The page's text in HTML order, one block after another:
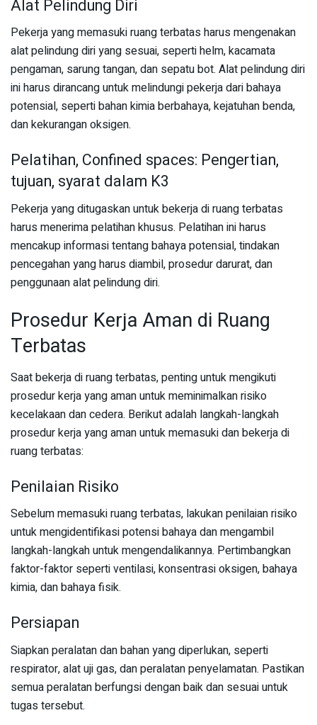
Alat Pelindung Diri
Pekerja yang memasuki ruang terbatas harus mengenakan
alat pelindung diri yang sesuai, seperti helm, kacamata
pengaman, sarung tangan, dan sepatu bot. Alat pelindung diri
ini harus dirancang untuk melindungi pekerja dari bahaya
potensial, seperti bahan kimia berbahaya, kejatuhan benda,
dan kekurangan oksigen.
Pelatihan, Confined spaces: Pengertian,
tujuan, syarat dalam K3
Pekerja yang ditugaskan untuk bekerja di ruang terbatas
harus menerima pelatihan khusus. Pelatihan ini harus
mencakup informasi tentang bahaya potensial, tindakan
pencegahan yang harus diambil, prosedur darurat, dan
penggunaan alat pelindung diri.
Prosedur Kerja Aman di Ruang
Terbatas
Saat bekerja di ruang terbatas, penting untuk mengikuti
prosedur kerja yang aman untuk meminimalkan risiko
kecelakaan dan cedera. Berikut adalah langkah-langkah
prosedur kerja yang aman untuk memasuki dan bekerja di
ruang terbatas:
Penilaian Risiko
Sebelum memasuki ruang terbatas, lakukan penilaian risiko
untuk mengidentifikasi potensi bahaya dan mengambil
langkah-langkah untuk mengendalikannya. Pertimbangkan
faktor-faktor seperti ventilasi, konsentrasi oksigen, bahaya
kimia, dan bahaya fisik.
Persiapan
Siapkan peralatan dan bahan yang diperlukan, seperti
respirator, alat uji gas, dan peralatan penyelamatan. Pastikan
semua peralatan berfungsi dengan baik dan sesuai untuk
tugas tersebut.